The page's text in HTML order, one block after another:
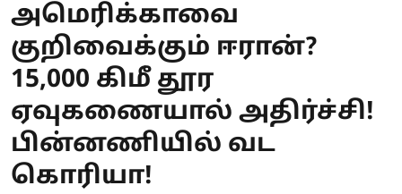
அமெரிக்காவை
குறிவைக்கும் ஈரான்?
15,000 கிமீ தூர
ஏவுகணையால் அதிர்ச்சி!
பின்னணியில் வட
கொரியா!